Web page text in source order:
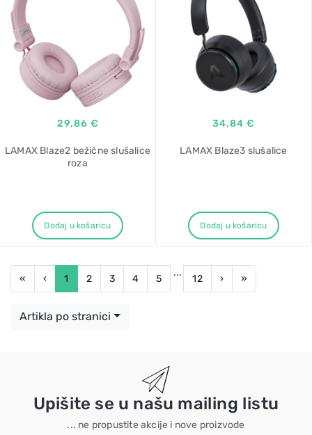
29,86 €
LAMAX Blaze2 bežične slušalice
roza
Dodaj u košaricu
34,84 €
LAMAX Blaze3 slušalice
Dodaj u košaricu
« First‹Previous
1 2 3 4 5
...
12 ›Next»
Artikla po stranici
Upišite se u našu mailing listu
... ne propustite akcije i nove proizvode